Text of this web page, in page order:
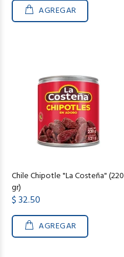
AGREGAR
Chile Chipotle "La Costeña" (220
gr)
$ 32.50
AGREGAR